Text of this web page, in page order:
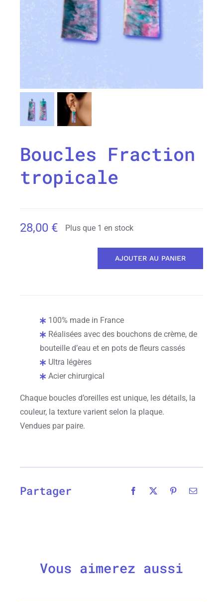
Boucles Fraction
tropicale
28,00 € Plus que 1 en stock
tropicale
AJOUTER AU PANIER
100% made in France
Réalisées avec des bouchons de crème, de
bouteille d’eau et en pots de fleurs cassés
Ultra légères
Acier chirurgical
Chaque boucles d’oreilles est unique, les détails, la
couleur, la texture varient selon la plaque.
Vendues par paire.
Partager
Vous aimerez aussi